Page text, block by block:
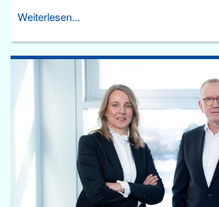
Weiterlesen...